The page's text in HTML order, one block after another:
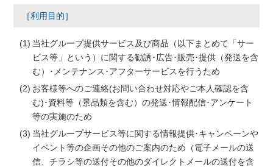
［利用目的］
当社グループ提供サービス及び商品（以下まとめて「サー
ビス等」という）に関する勧誘･広告･販売･提供（発送を含
む）･メンテナンス･アフターサービスを行うため
お客様等へのご連絡(お問い合わせ対応やご本人確認を含
む)･資料等（景品類を含む）の発送･情報配信･アンケート
等の実施のため
当社グループサービス等に関する情報提供･キャンペーンや
イベント等の企画その他のご案内のため（電子メールの送
信、チラシ等の送付その他のダイレクトメールの送付を含